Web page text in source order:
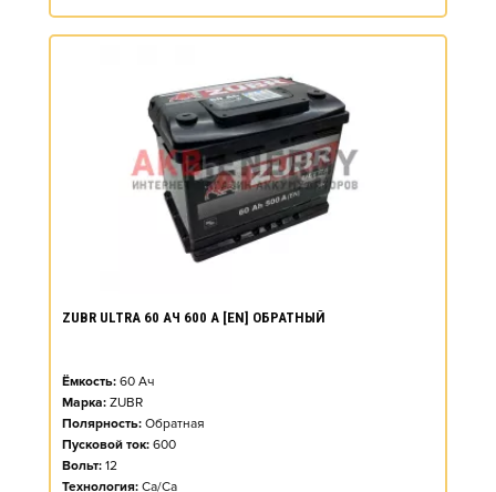
ZUBR ULTRA 60 АЧ 600 А [EN] ОБРАТНЫЙ
Ёмкость: 60 Ач
Марка: ZUBR
Полярность: Обратная
Пусковой ток: 600
Вольт: 12
Технология: Ca/Ca